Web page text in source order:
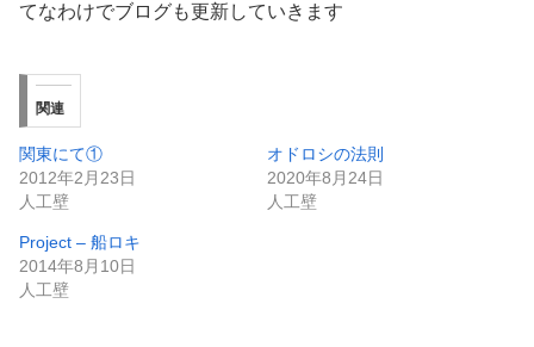
てなわけでブログも更新していきます
関連
関東にて①
2012年2月23日
人工壁
オドロシの法則
2020年8月24日
人工壁
Project – 船ロキ
2014年8月10日
人工壁